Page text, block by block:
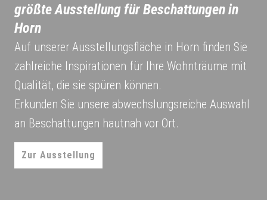
größte Ausstellung für Beschattungen in
Horn
Auf unserer Ausstellungsfläche in Horn finden Sie
zahlreiche Inspirationen für Ihre Wohnträume mit
Qualität, die sie spüren können.
Erkunden Sie unsere abwechslungsreiche Auswahl
an Beschattungen hautnah vor Ort.
Zur Ausstellung